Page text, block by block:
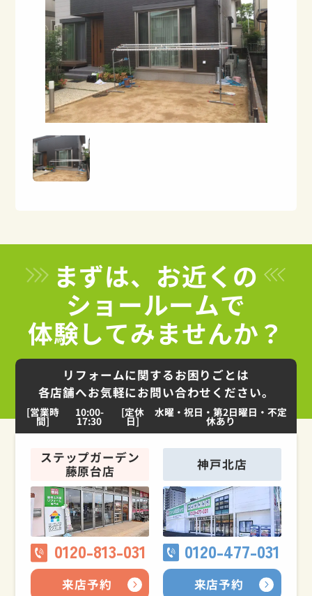
まずは、お近くの
ショールームで
体験してみませんか？
リフォームに関するお困りごとは
各店舗へお気軽にお問い合わせください。
[営業時
間]
10:00-
17:30
[定休
日]
水曜・祝日・第2日曜日・不定
休あり
ステップガーデン
藤原台店
0120-813-031
来店予約
神戸北店
0120-477-031
来店予約